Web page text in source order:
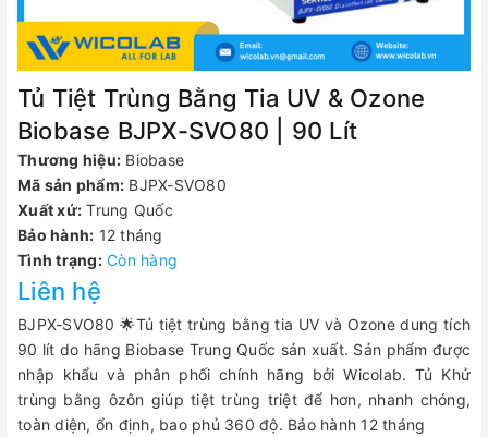
Tủ Tiệt Trùng Bằng Tia UV & Ozone
Biobase BJPX-SVO80 | 90 Lít
Thương hiệu: Biobase
Mã sản phẩm: BJPX-SVO80
Xuất xứ: Trung Quốc
Bảo hành: 12 tháng
Tình trạng: Còn hàng
Liên hệ
BJPX-SVO80 🌟Tủ tiệt trùng bằng tia UV và Ozone dung tích
90 lít do hãng Biobase Trung Quốc sản xuất. Sản phẩm được
nhập khẩu và phân phối chính hãng bởi Wicolab. Tủ Khử
trùng bằng ôzôn giúp tiệt trùng triệt để hơn, nhanh chóng,
toàn diện, ổn định, bao phủ 360 độ. Bảo hành 12 tháng